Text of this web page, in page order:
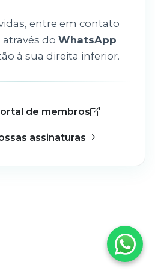
entre em contato
do WhatsApp
à sua direita inferior.
de membros
assinaturas